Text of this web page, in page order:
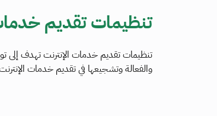
تنظيمات تقديم
تنظيمات تقديم خدمات الإنترنت تهدف إلى
والفعالة وتشجيعها في تقديم خدمات